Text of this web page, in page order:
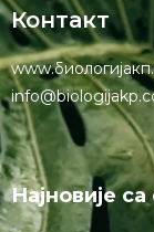
Контакт
Најновије са